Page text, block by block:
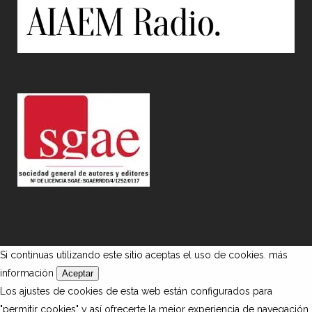
Si continuas utilizando este sitio aceptas el uso de cookies. más
información
Aceptar
Los ajustes de cookies de esta web están configurados para
"permitir cookies" y así ofrecerte la mejor experiencia de navegación